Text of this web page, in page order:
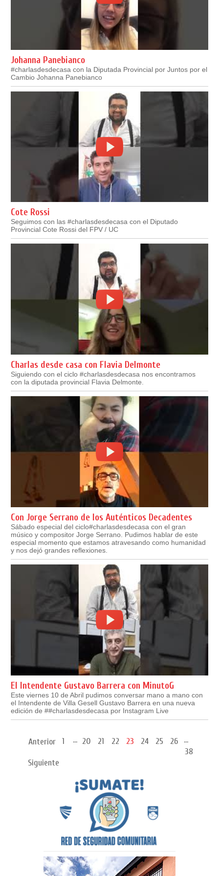
Johanna Panebianco
#charlasdesdecasa con la Diputada Provincial por Juntos por el
Cambio Johanna Panebianco
Cote Rossi
Seguimos con las #charlasdesdecasa con el Diputado
Provincial Cote Rossi del FPV / UC
Charlas desde casa con Flavia Delmonte
Siguiendo con el ciclo #charlasdesdecasa nos encontramos
con la diputada provincial Flavia Delmonte.
Con Jorge Serrano de los Auténticos Decadentes
Sábado especial del ciclo#charlasdesdecasa con el gran
músico y compositor Jorge Serrano. Pudimos hablar de este
especial momento que estamos atravesando como humanidad
y nos dejó grandes reflexiones.
El Intendente Gustavo Barrera con MinutoG
Este viernes 10 de Abril pudimos conversar mano a mano con
el Intendente de Villa Gesell Gustavo Barrera en una nueva
edición de ##charlasdesdecasa por Instagram Live
Anterior 1 ... 20 21 22 23 24 25 26
...
38
Siguiente